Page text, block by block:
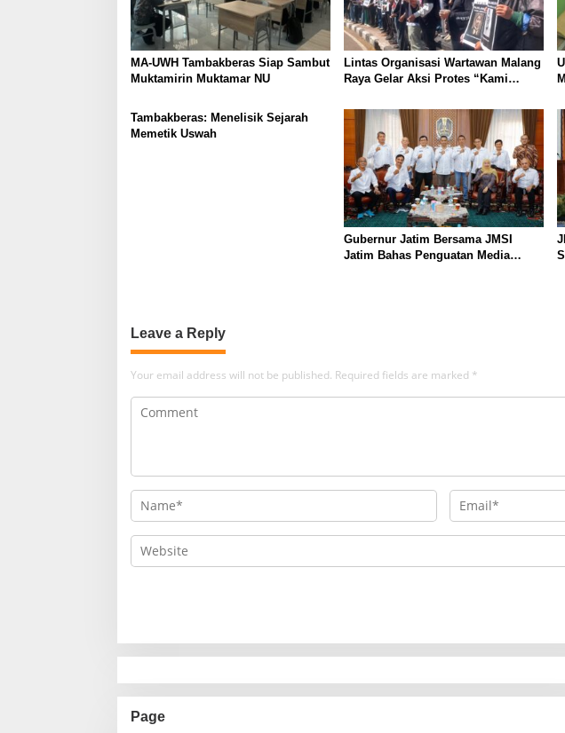
MA-UWH Tambakberas Siap Sambut
Muktamirin Muktamar NU
Lintas Organisasi Wartawan Malang
Raya Gelar Aksi Protes “Kami
Tambakberas: Menelisik Sejarah
Memetik Uswah
Gubernur Jatim Bersama JMSI
Jatim Bahas Penguatan Media
Leave a Reply
Your email address will not be published. Required fields are marked *
Page